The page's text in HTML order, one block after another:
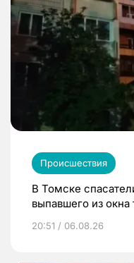
Происшествия
В Томске
выпавшего из окна
20:51 / 06.08.26